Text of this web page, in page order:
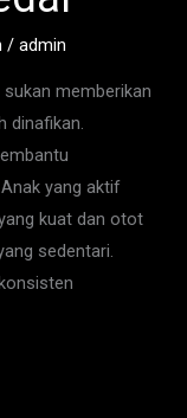
/admin
memberikan
dinafikan.
yang aktif
kuat dan otot
sedentari.